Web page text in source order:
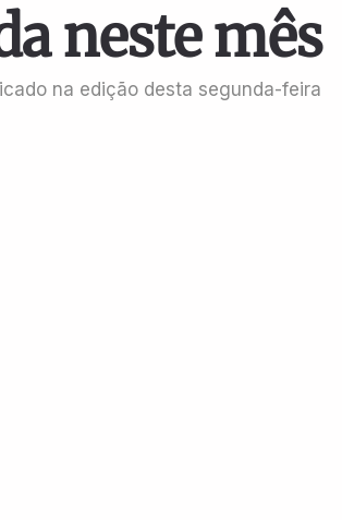
neste mês
na edição desta segunda-feira